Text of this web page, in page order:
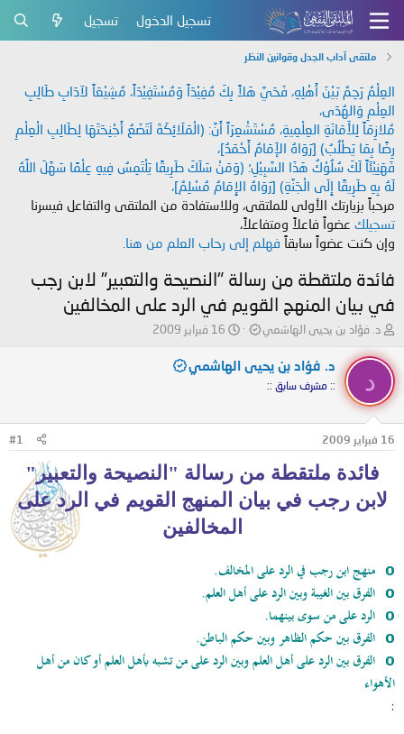
تسجيل الدخول تسجيل
ملتقى آداب الجدل وقوانين النظر
العِلْمُ رَحِمٌ بَيْنَ أَهْلِهِ، فَحَيَّ هَلاً بِكَ مُفِيْدَاً وَمُسْتَفِيْدَاً، مُشِيْعَاً لآدَابِ طَالِبِ
العِلْمِ وَالهُدَى،
مُلازِمَاً لِلأَمَانَةِ العِلْمِيةِ، مُسْتَشْعِرَاً أَنَّ: (الْمَلَائِكَةَ لَتَضَعُ أَجْنِحَتَهَا لِطَالِبِ الْعِلْمِ
رِضًا بِمَا يَطْلُبُ) [رَوَاهُ الإَمَامُ أَحْمَدُ]،
فَهَنِيْئَاً لَكَ سُلُوْكُ هَذَا السَّبِيْلِ؛ (وَمَنْ سَلَكَ طَرِيقًا يَلْتَمِسُ فِيهِ عِلْمًا سَهَّلَ اللَّهُ
لَهُ بِهِ طَرِيقًا إِلَى الْجَنَّةِ) [رَوَاهُ الإِمَامُ مُسْلِمٌ]،
مرحباً بزيارتك الأولى للملتقى، وللاستفادة من الملتقى والتفاعل فيسرنا
تسجيلك عضواً فاعلاً ومتفاعلاً،
وإن كنت عضواً سابقاً فهلم إلى رحاب العلم من هنا.
فائدة ملتقطة من رسالة "النصيحة والتعبير" لابن رجب
في بيان المنهج القويم في الرد على المخالفين
ب
د
ئ
ل
م
و
و
ع
د. فؤاد بن يحيى الهاشمي
ت
ر
ي
ل
ء
16 فبراير 2009
د
د. فؤاد بن يحيى الهاشمي
:: مشرف سابق ::
16 فبراير 2009 #1
فائدة ملتقطة من رسالة "النصيحة والتعبير"
لابن رجب في بيان المنهج القويم في الرد على
المخالفين
o منهج ابن رجب في الرد على المخالف.
o الفرق بين الغيبة وبين الرد على أهل العلم.
o الرد على من سوى بينهما.
o الفرق بين حكم الظاهر وبين حكم الباطن.
o الفرق بين الرد على أهل العلم وبين الرد على من تشبه بأهل العلم أو كان من أهل
الأهواء
: